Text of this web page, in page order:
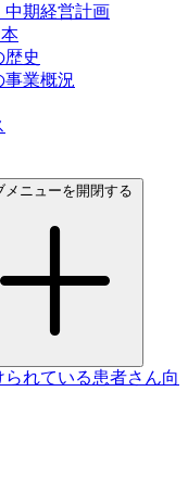
中期経営計画
歴史
事業概況
メニューを開閉する
れている患者さん向